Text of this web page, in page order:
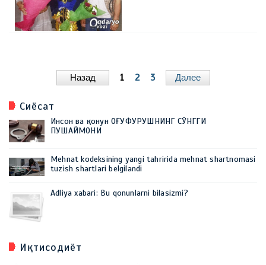
Назад 1 2 3 Далее
Сиёсат
Инсон ва қонун ОҒУФУРУШНИНГ СЎНГГИ
ПУШАЙМОНИ
Mehnat kodeksining yangi tahririda mehnat shartnomasi
tuzish shartlari belgilandi
Adliya xabari: Bu qonunlarni bilasizmi?
Иқтисодиёт